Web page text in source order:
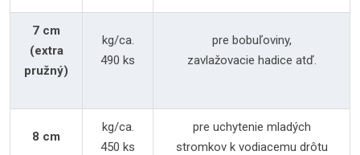
7 cm
(extra
pružný)
kg/ca.
490 ks
pre bobuľoviny,
zavlažovacie hadice atď.
8 cm
kg/ca.
450 ks
pre uchytenie mladých
stromkov k vodiacemu drôtu